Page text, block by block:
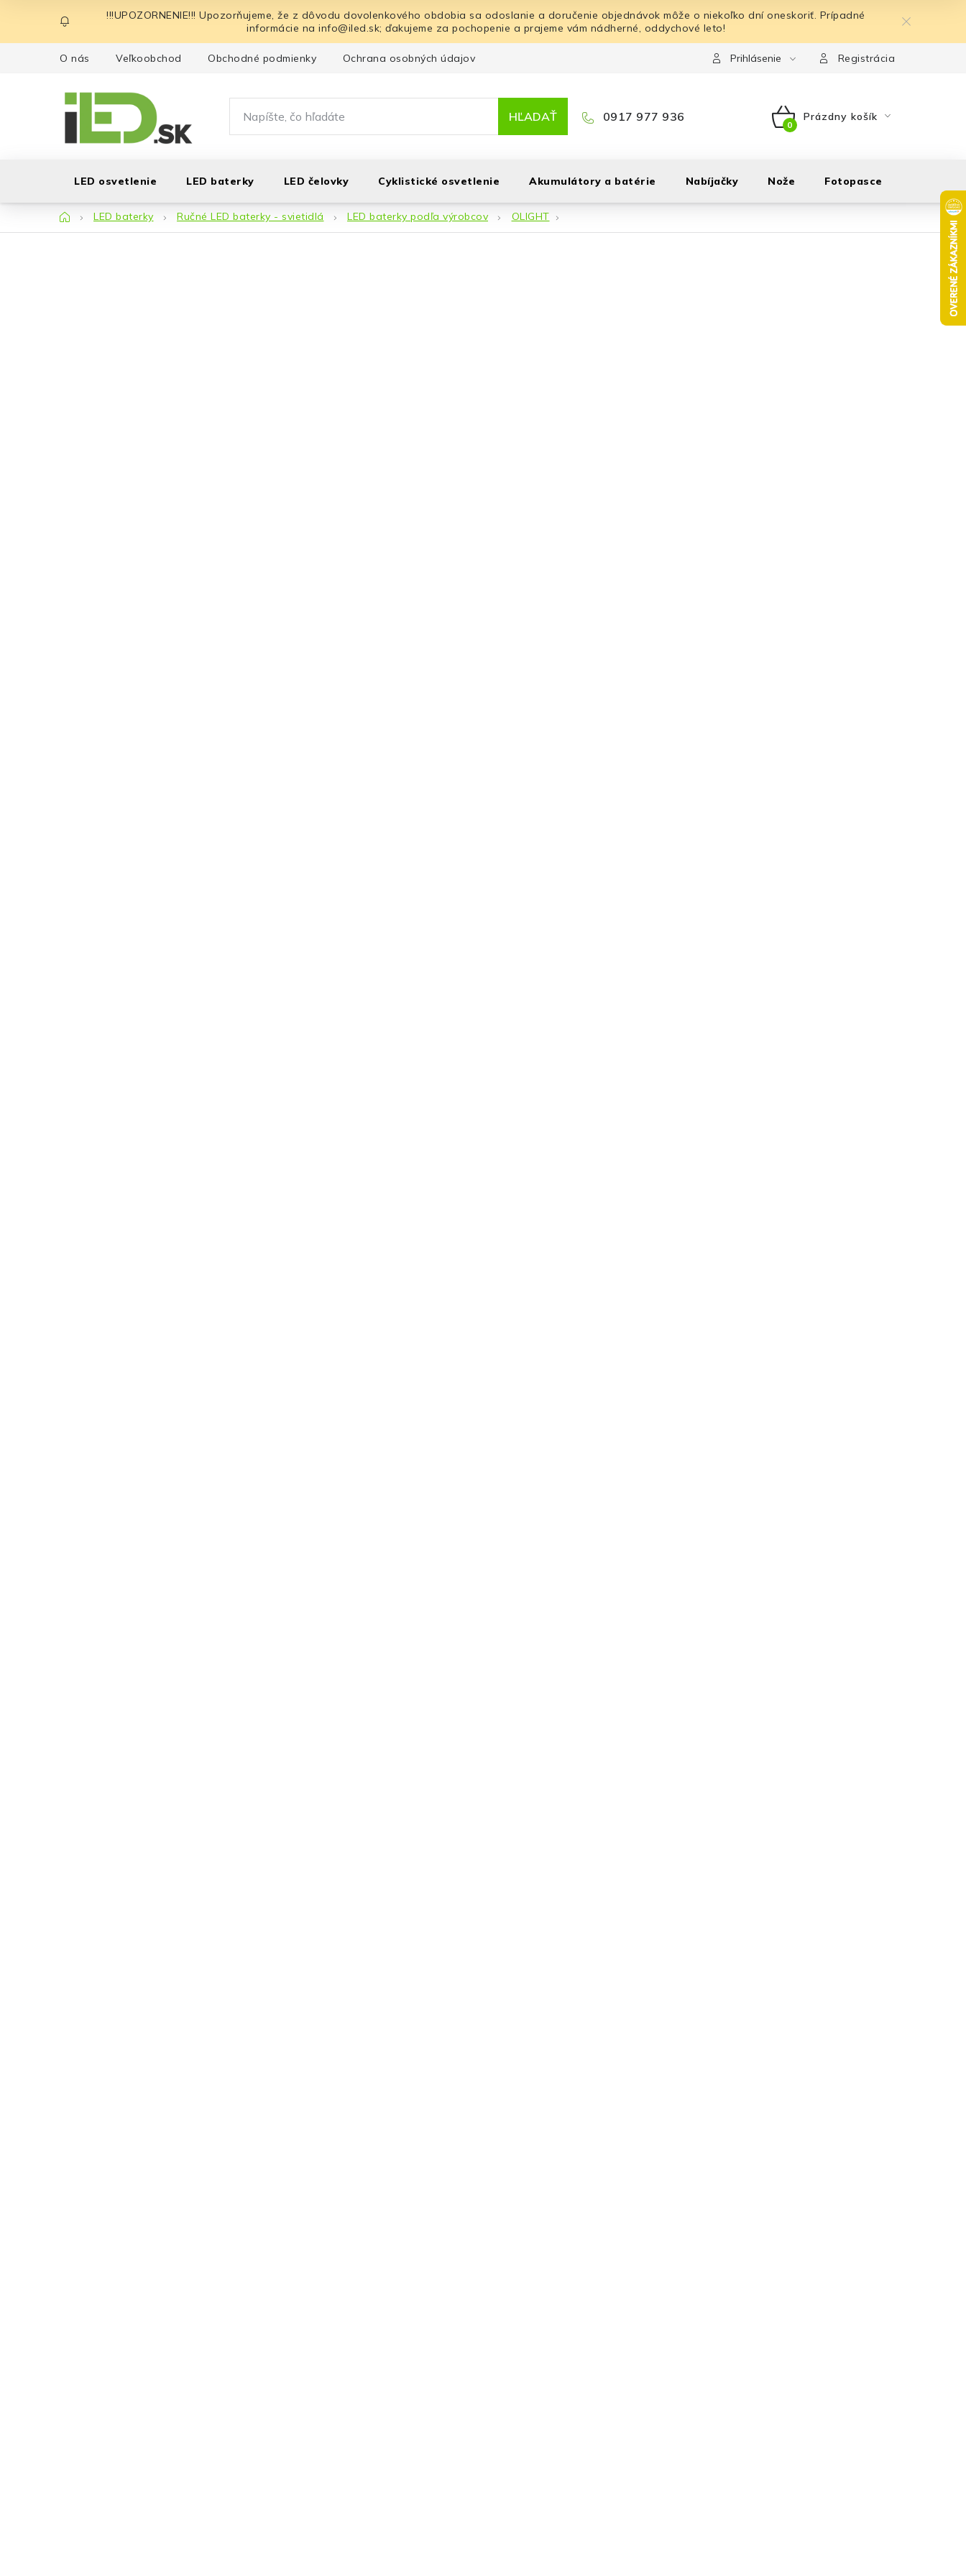
obsah
!!!UPOZORNENIE!!! Upozorňujeme, že z dôvodu dovolenkového obdobia sa odoslanie a doručenie objednávok môže o niekoľko dní oneskoriť. Prípadné
informácie na info@iled.sk; ďakujeme za pochopenie a prajeme vám nádherné, oddychové leto!
O nás Veľkoobchod Obchodné podmienky Ochrana osobných údajov Prihlásenie Registrácia
HĽADAŤ 0917 977 936
NÁKUPNÝ
Prázdny košík
LED osvetlenie LED baterky LED čelovky Cyklistické osvetlenie Akumulátory a batérie Nabíjačky Nože Fotopasce
DomovLED baterky Ručné LED baterky - svietidlá LED baterky podľa výrobcov OLIGHT